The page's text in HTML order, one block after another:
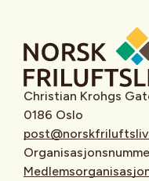
Christian Krohgs
0186 Oslo